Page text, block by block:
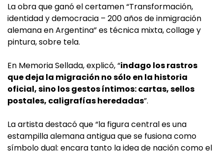
La obra que ganó el certamen “Transformación,
identidad y democracia – 200 años de inmigración
alemana en Argentina” es técnica mixta, collage y
pintura, sobre tela.
En Memoria Sellada, explicó, “indago los rastros
que deja la migración no sólo en la historia
oficial, sino los gestos íntimos: cartas, sellos
postales, caligrafías heredadas”.
La artista destacó que “la figura central es una
estampilla alemana antigua que se fusiona como
símbolo dual: encara tanto la idea de nación como el